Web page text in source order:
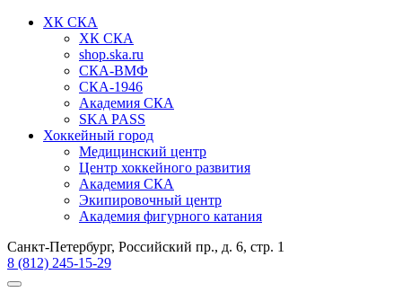
ХК СКА
ХК СКА
shop.ska.ru
СКА-ВМФ
СКА-1946
Академия СКА
SKA PASS
Хоккейный город
Медицинский центр
Центр хоккейного развития
Академия СКА
Экипировочный центр
Академия фигурного катания
Санкт-Петербург, Российский пр., д. 6, стр. 1
8 (812) 245-15-29